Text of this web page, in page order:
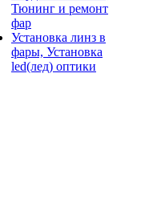
Тюнинг и ремонт
фар
Установка линз в
фары, Установка
led(лед) оптики